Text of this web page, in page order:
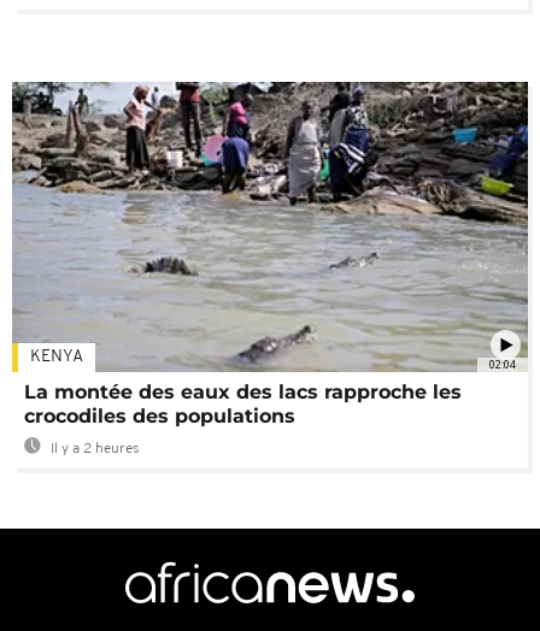
02:04
KENYA
La montée des eaux des lacs rapproche les
crocodiles des populations
Il y a 2 heures